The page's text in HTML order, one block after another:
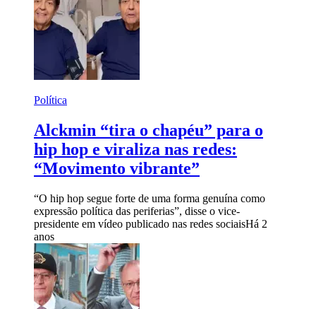
Política
Alckmin “tira o chapéu” para o
hip hop e viraliza nas redes:
“Movimento vibrante”
“O hip hop segue forte de uma forma genuína como
expressão política das periferias”, disse o vice-
presidente em vídeo publicado nas redes sociaisHá 2
anos